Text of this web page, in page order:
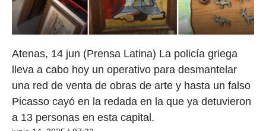
Atenas, 14 jun (Prensa Latina) La policía griega
lleva a cabo hoy un operativo para desmantelar
una red de venta de obras de arte y hasta un falso
Picasso cayó en la redada en la que ya detuvieron
a 13 personas en esta capital.